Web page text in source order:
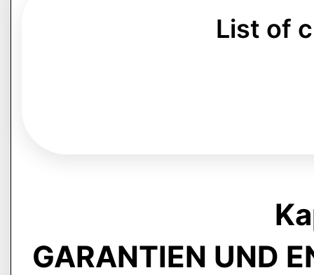
List of
GARANTIEN UND